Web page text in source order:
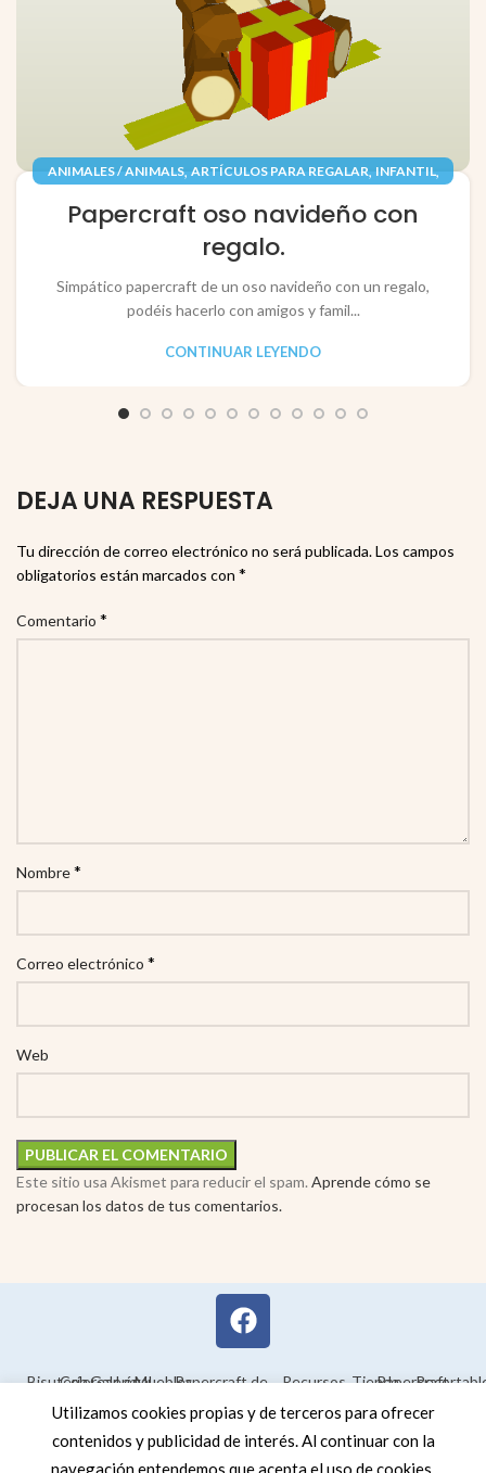
ANIMALES / ANIMALS, ARTÍCULOS PARA REGALAR, INFANTIL,
RECORTABLES PAPERCRAFT
Papercraft oso navideño con
regalo.
Simpático papercraft de un oso navideño con un regalo,
podéis hacerlo con amigos y famil...
CONTINUAR LEYENDO
DEJA UNA RESPUESTA
Tu dirección de correo electrónico no será publicada.Los campos
obligatorios están marcados con *
Comentario *
Nombre*
Correo electrónico *
Web
Este sitio usa Akismet para reducir el spam. Aprende cómo se
procesan los datos de tus comentarios.
BisuteríaColorear
Galería
LegalMueblesPapercraft de
Maquetas en
Recursos
educativos
TiendaPapercraft
Utilizamos cookies propias y de terceros para ofrecer
contenidos y publicidad de interés. Al continuar con la
navegación entendemos que acepta el uso de cookies.